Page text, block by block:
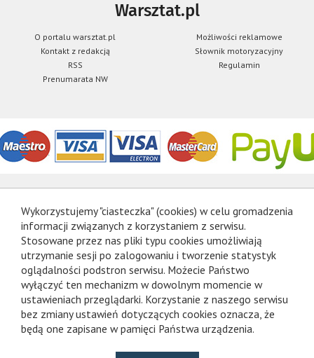
Warsztat.pl
O portalu warsztat.pl
Możliwości reklamowe
Kontakt z redakcją
Słownik motoryzacyjny
RSS
Regulamin
Prenumarata NW
Wykorzystujemy "ciasteczka" (cookies) w celu gromadzenia
informacji związanych z korzystaniem z serwisu.
Stosowane przez nas pliki typu cookies umożliwiają
utrzymanie sesji po zalogowaniu i tworzenie statystyk
oglądalności podstron serwisu. Możecie Państwo
wyłączyć ten mechanizm w dowolnym momencie w
ustawieniach przeglądarki. Korzystanie z naszego serwisu
bez zmiany ustawień dotyczących cookies oznacza, że
będą one zapisane w pamięci Państwa urządzenia.